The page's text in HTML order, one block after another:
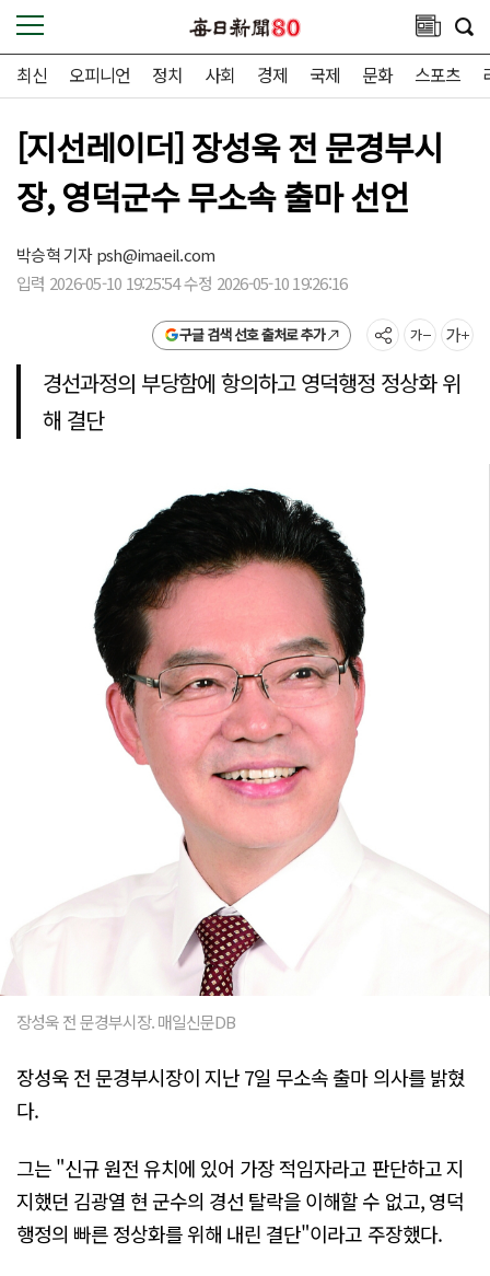
최신 오피니언 정치 사회 경제 국제 문화 스포츠
[지선레이더] 장성욱 전 문경부시
장, 영덕군수 무소속 출마 선언
박승혁 기자psh@imaeil.com
입력 2026-05-10 19:25:54 수정 2026-05-10 19:26:16
구글 검색 선호 출처로 추가
경선과정의 부당함에 항의하고 영덕행정 정상화 위
해 결단
장성욱 전 문경부시장. 매일신문DB
장성욱 전 문경부시장이 지난 7일 무소속 출마 의사를 밝혔
다.
그는 "신규 원전 유치에 있어 가장 적임자라고 판단하고 지
지했던 김광열 현 군수의 경선 탈락을 이해할 수 없고, 영덕
행정의 빠른 정상화를 위해 내린 결단"이라고 주장했다.